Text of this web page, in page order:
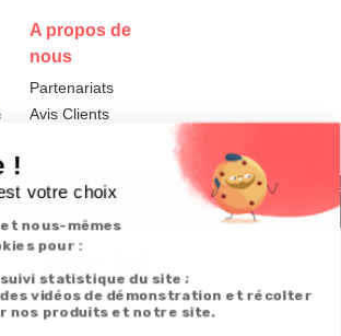
A propos de
nous
Partenariats
Avis Clients
Paramétrer
les cookies
Mentions
légales
Conditions
générales de